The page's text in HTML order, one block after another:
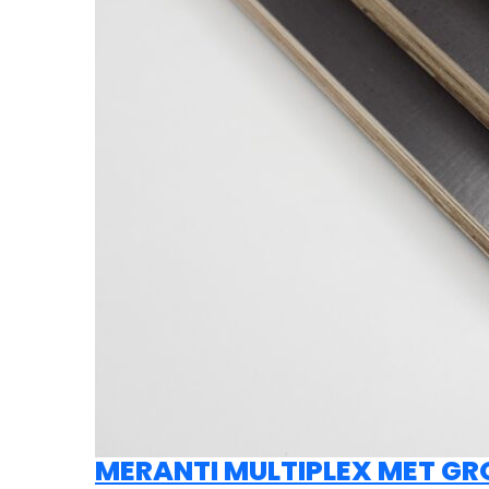
MERANTI MULTIPLEX MET